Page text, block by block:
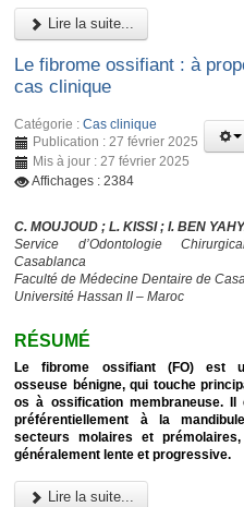
Lire la suite...
Le fibrome ossifiant : à
cas clinique
Catégorie :Cas clinique
Publication : 27 février 2025
Mis à jour : 27 février 2025
Affichages : 2384
C. MOUJOUD ; L. KISSI ; I. BEN
Service d’Odontologie
Casablanca
Faculté de Médecine Dentaire de
Université Hassan II – Maroc
RÉSUMÉ
Le fibrome ossifiant (FO) est
osseuse bénigne, qui touche
os à ossification membraneuse. Il
préférentiellement à la
secteurs molaires et prémolaires,
généralement lente et progressive.
Lire la suite...